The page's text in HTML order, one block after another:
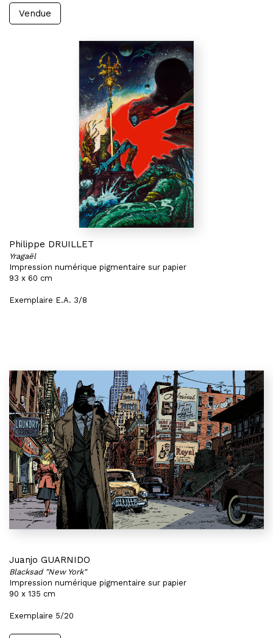
Vendue
Philippe DRUILLET
Yragaël
Impression numérique pigmentaire sur papier
93 x 60 cm
Exemplaire E.A. 3/8
Juanjo GUARNIDO
Blacksad "New York"
Impression numérique pigmentaire sur papier
90 x 135 cm
Exemplaire 5/20